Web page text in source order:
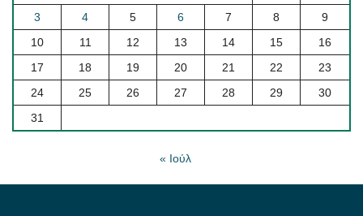
3
4 5 6 7 8
9
10
11 12 13 14 15
16
17
18 19 20 21 22
23
24
25 26 27 28 29
30
31
« Ιούλ